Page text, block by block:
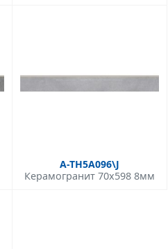
A-TH5A096\J
Керамогранит 70x598 8мм